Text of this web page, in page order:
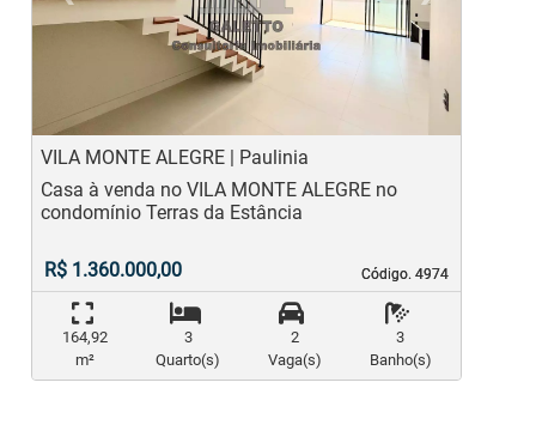
Previous
VILA MONTE ALEGRE | Paulinia
Código. 4974
Código. 4974
Casa à venda no VILA MONTE ALEGRE no
condomínio Terras da Estância
R$ 1.360.000,00
164,92
m²
3
Quarto(s)
2
Vaga(s)
3
Banho(s)